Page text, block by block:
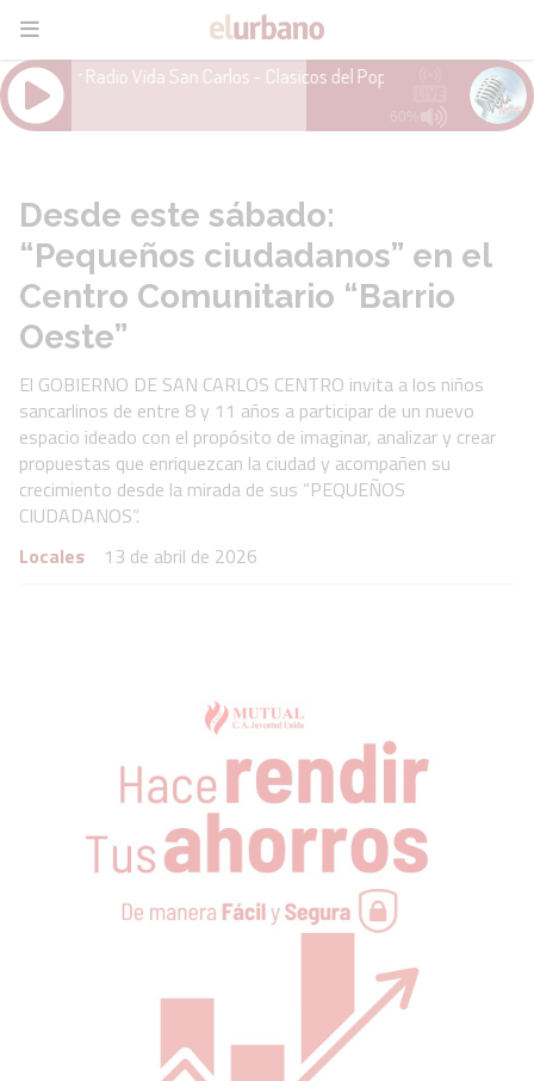
Desde este sábado:
“Pequeños ciudadanos” en el
Centro Comunitario “Barrio
Oeste”
El GOBIERNO DE SAN CARLOS CENTRO invita a los niños
sancarlinos de entre 8 y 11 años a participar de un nuevo
espacio ideado con el propósito de imaginar, analizar y crear
propuestas que enriquezcan la ciudad y acompañen su
crecimiento desde la mirada de sus “PEQUEÑOS
CIUDADANOS”.
Locales
13 de abril de 2026